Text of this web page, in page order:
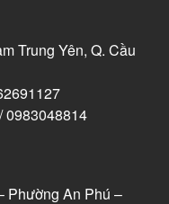
Trung Yên, Q. Cầu
0983048814
Phường An Phú –